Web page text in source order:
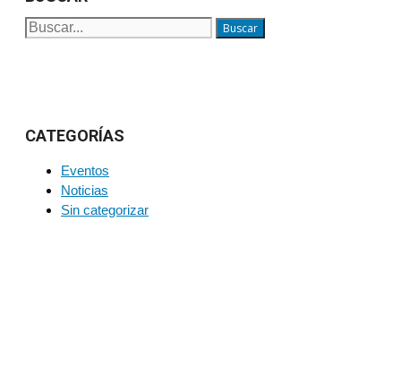
Buscar:
CATEGORÍAS
Eventos
Noticias
Sin categorizar